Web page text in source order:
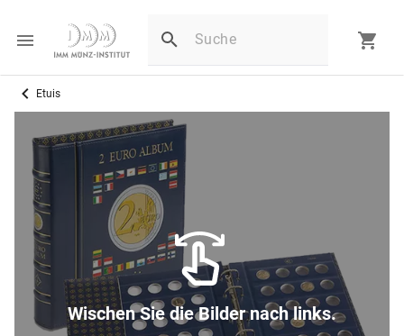
Etuis
Wischen Sie die Bilder nach links.